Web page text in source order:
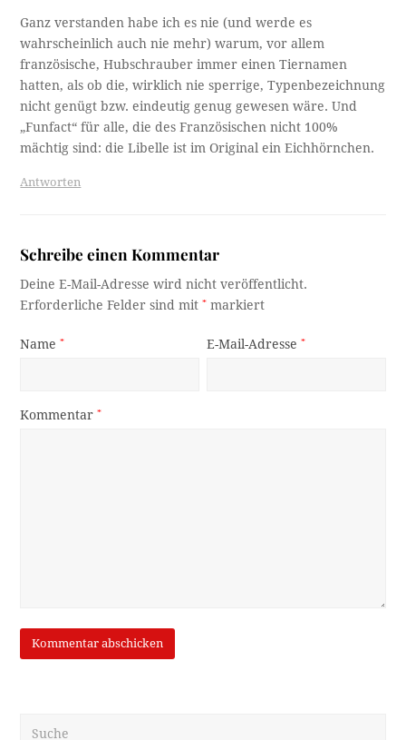
Ganz verstanden habe ich es nie (und werde es
wahrscheinlich auch nie mehr) warum, vor allem
französische, Hubschrauber immer einen Tiernamen
hatten, als ob die, wirklich nie sperrige, Typenbezeichnung
nicht genügt bzw. eindeutig genug gewesen wäre. Und
„Funfact“ für alle, die des Französischen nicht 100%
mächtig sind: die Libelle ist im Original ein Eichhörnchen.
Antworten
Schreibe einen Kommentar
Deine E-Mail-Adresse wird nicht veröffentlicht.
Erforderliche Felder sind mit* markiert
Name* E-Mail-Adresse*
Kommentar*